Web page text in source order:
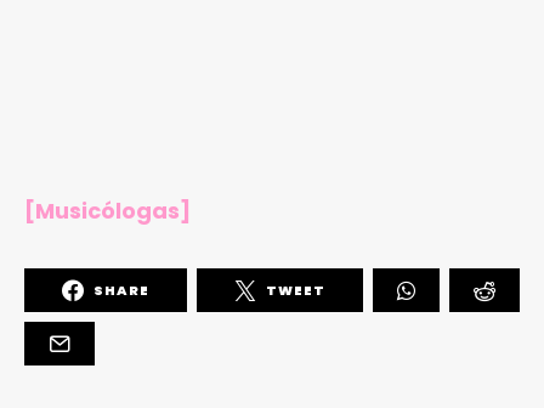
[Musicólogas]
SHARE TWEET